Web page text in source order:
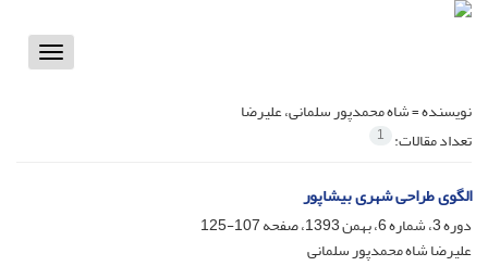
Toggle
نویسنده =شاه محمدپور سلمانی، علیرضا
تعداد مقالات: 1
الگوی طراحی شهری بیشاپور
دوره 3، شماره 6، بهمن 1393، صفحه
107-125
علیرضا شاه محمدپور سلمانی